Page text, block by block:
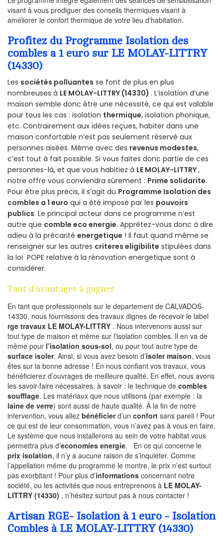
visant à vous prodiguer des conseils thermiques visant à
améliorer le confort thermique de votre lieu d'habitation.
Profitez du Programme Isolation des
combles a 1 euro sur LE MOLAY-LITTRY
(14330)
Les sociétés polluantes se font de plus en plus
nombreuses à LE MOLAY-LITTRY (14330) . L’isolation d’une
maison semble donc être une nécessité, ce qui est valable
pour tous les cas : isolation thermique, isolation phonique,
etc. Contrairement aux idées reçues, habiter dans une
maison confortable n’est pas seulement réservé aux
personnes aisées. Même avec des revenus modestes,
c’est tout à fait possible. Si vous faites donc partie de ces
personnes-là, et que vous habitiez à LE MOLAY-LITTRY,
notre offre vous conviendra sûrement : Prime solidarite.
Pour être plus précis, il s’agit du Programme Isolation des
combles a 1 euro qui a été imposé par les pouvoirs
publics. Le principal acteur dans ce programme n’est
autre que comble eco energie. Apprêtez-vous donc à dire
adieu à la précarité energetique ! Il faut quand même se
renseigner sur les autres criteres eligibilite stipulées dans
la loi POPE relative à la rénovation energetique sont à
considérer.
Tant d’avantages à gagner
En tant que professionnels sur le departement de CALVADOS-
14330, nous fournissons des travaux dignes de recevoir le label
rge travaux LE MOLAY-LITTRY . Nous intervenons aussi sur
tout type de maison et même sur l’isolation combles. Il en va de
même pour l’isolation sous-sol, ou pour tout autre type de
surface isoler. Ainsi, si vous avez besoin d’isoler maison, vous
êtes sur la bonne adresse ! En nous confiant vos travaux, vous
bénéficierez d’ouvrages de meilleure qualité. En effet, nous avons
les savoir-faire nécessaires, à savoir : le technique de combles
soufflage. Les matériaux que nous utilisons (par exemple : la
laine de verre) sont aussi de haute qualité. À la fin de notre
intervention, vous allez bénéficierd’un confort sans pareil ! Pour
ce qui est de leur consommation, vous n’avez pas à vous en faire.
Le système que nous installerons au sein de votre habitat vous
permettra plus d’economies energie. En ce qui concerne le
prix isolation, il n’y a aucune raison de s’inquiéter. Comme
l’appellation même du programme le montre, le prix n’est surtout
pas exorbitant ! Pour plus d’informations concernant notre
société, ou les activités que nous entreprenons à LE MOLAY-
LITTRY (14330) , n’hésitez surtout pas à nous contacter !
Artisan RGE- Isolation à 1 euro - Isolation
Combles à LE MOLAY-LITTRY (14330)